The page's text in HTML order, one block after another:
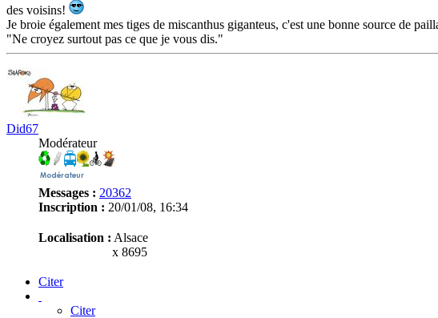
des voisins!
Je broie également mes tiges de miscanthus giganteus, c'est une bonne source de
"Ne croyez surtout pas ce que je vous dis."
Did67
Modérateur
Messages : 20362
Inscription : 20/01/08, 16:34
Localisation : Alsace
x 8695
Citer
Citer